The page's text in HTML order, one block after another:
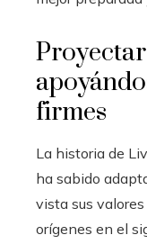
firmes
La historia de
ha sabido
vista sus
orígenes en el